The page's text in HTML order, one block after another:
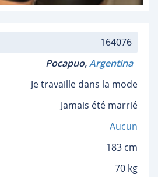
164076
Pocapuo,Argentina
Je travaille dans la mode
Jamais été marrié
Aucun
183 cm
70 kg